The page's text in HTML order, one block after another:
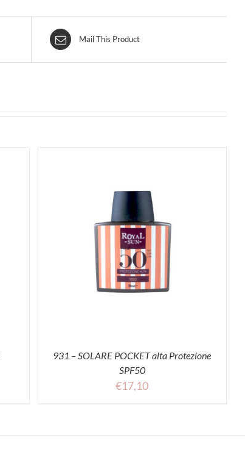
Mail This Product
931 – SOLARE POCKET alta Protezione
SPF50
€17,10